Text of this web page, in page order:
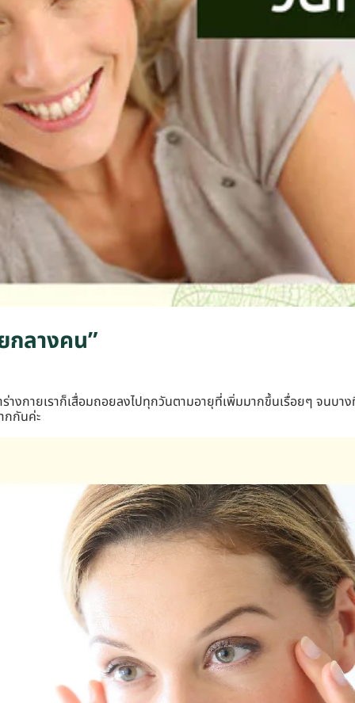
ลางคน”
างกายเราก็เสื่อมถอยลงไปทุกวันตามอายุที่เพิ่มมากขึ้นเรื่อยๆ จนบา
กกันค่ะ